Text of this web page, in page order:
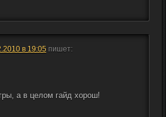
в 19:05 пишет:
а в целом гайд хорош!